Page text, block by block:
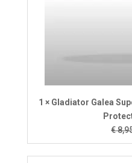
1 × Gladiator Galea
€